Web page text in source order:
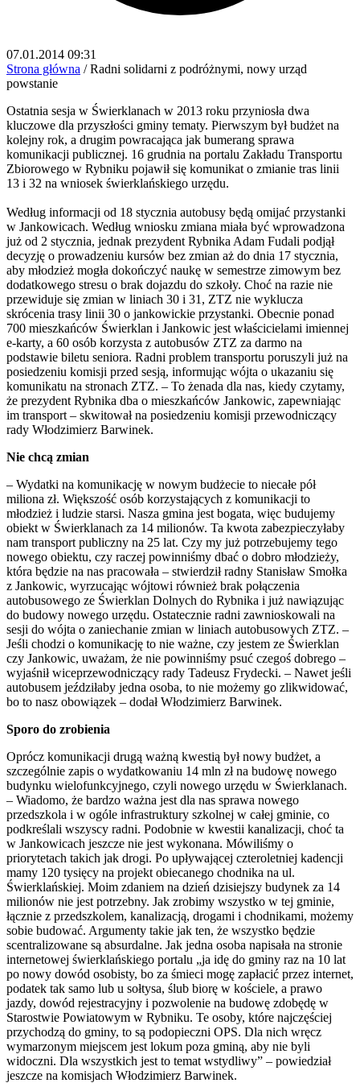
07.01.2014 09:31
Strona główna / Radni solidarni z podróżnymi, nowy urząd
powstanie
Ostatnia sesja w Świerklanach w 2013 roku przyniosła dwa
kluczowe dla przyszłości gminy tematy. Pierwszym był budżet na
kolejny rok, a drugim powracająca jak bumerang sprawa
komunikacji publicznej. 16 grudnia na portalu Zakładu Transportu
Zbiorowego w Rybniku pojawił się komunikat o zmianie tras linii
13 i 32 na wniosek świerklańskiego urzędu.
Według informacji od 18 stycznia autobusy będą omijać przystanki
w Jankowicach. Według wniosku zmiana miała być wprowadzona
już od 2 stycznia, jednak prezydent Rybnika Adam Fudali podjął
decyzję o prowadzeniu kursów bez zmian aż do dnia 17 stycznia,
aby młodzież mogła dokończyć naukę w semestrze zimowym bez
dodatkowego stresu o brak dojazdu do szkoły. Choć na razie nie
przewiduje się zmian w liniach 30 i 31, ZTZ nie wyklucza
skrócenia trasy linii 30 o jankowickie przystanki. Obecnie ponad
700 mieszkańców Świerklan i Jankowic jest właścicielami imiennej
e-karty, a 60 osób korzysta z autobusów ZTZ za darmo na
podstawie biletu seniora. Radni problem transportu poruszyli już na
posiedzeniu komisji przed sesją, informując wójta o ukazaniu się
komunikatu na stronach ZTZ. – To żenada dla nas, kiedy czytamy,
że prezydent Rybnika dba o mieszkańców Jankowic, zapewniając
im transport – skwitował na posiedzeniu komisji przewodniczący
rady Włodzimierz Barwinek.
Nie chcą zmian
– Wydatki na komunikację w nowym budżecie to niecałe pół
miliona zł. Większość osób korzystających z komunikacji to
młodzież i ludzie starsi. Nasza gmina jest bogata, więc budujemy
obiekt w Świerklanach za 14 milionów. Ta kwota zabezpieczyłaby
nam transport publiczny na 25 lat. Czy my już potrzebujemy tego
nowego obiektu, czy raczej powinniśmy dbać o dobro młodzieży,
która będzie na nas pracowała – stwierdził radny Stanisław Smołka
z Jankowic, wyrzucając wójtowi również brak połączenia
autobusowego ze Świerklan Dolnych do Rybnika i już nawiązując
do budowy nowego urzędu. Ostatecznie radni zawnioskowali na
sesji do wójta o zaniechanie zmian w liniach autobusowych ZTZ. –
Jeśli chodzi o komunikację to nie ważne, czy jestem ze Świerklan
czy Jankowic, uważam, że nie powinniśmy psuć czegoś dobrego –
wyjaśnił wiceprzewodniczący rady Tadeusz Frydecki. – Nawet jeśli
autobusem jeździłaby jedna osoba, to nie możemy go zlikwidować,
bo to nasz obowiązek – dodał Włodzimierz Barwinek.
Sporo do zrobienia
Oprócz komunikacji drugą ważną kwestią był nowy budżet, a
szczególnie zapis o wydatkowaniu 14 mln zł na budowę nowego
budynku wielofunkcyjnego, czyli nowego urzędu w Świerklanach.
– Wiadomo, że bardzo ważna jest dla nas sprawa nowego
przedszkola i w ogóle infrastruktury szkolnej w całej gminie, co
podkreślali wszyscy radni. Podobnie w kwestii kanalizacji, choć ta
w Jankowicach jeszcze nie jest wykonana. Mówiliśmy o
priorytetach takich jak drogi. Po upływającej czteroletniej kadencji
mamy 120 tysięcy na projekt obiecanego chodnika na ul.
Świerklańskiej. Moim zdaniem na dzień dzisiejszy budynek za 14
milionów nie jest potrzebny. Jak zrobimy wszystko w tej gminie,
łącznie z przedszkolem, kanalizacją, drogami i chodnikami, możemy
sobie budować. Argumenty takie jak ten, że wszystko będzie
scentralizowane są absurdalne. Jak jedna osoba napisała na stronie
internetowej świerklańskiego portalu „ja idę do gminy raz na 10 lat
po nowy dowód osobisty, bo za śmieci mogę zapłacić przez internet,
podatek tak samo lub u sołtysa, ślub biorę w kościele, a prawo
jazdy, dowód rejestracyjny i pozwolenie na budowę zdobędę w
Starostwie Powiatowym w Rybniku. Te osoby, które najczęściej
przychodzą do gminy, to są podopieczni OPS. Dla nich wręcz
wymarzonym miejscem jest lokum poza gminą, aby nie byli
widoczni. Dla wszystkich jest to temat wstydliwy” – powiedział
jeszcze na komisjach Włodzimierz Barwinek.